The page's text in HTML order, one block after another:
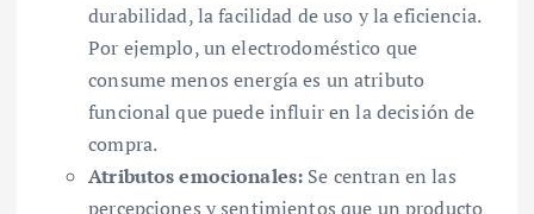
durabilidad, la facilidad de uso y la eficiencia.
Por ejemplo, un electrodoméstico que
consume menos energía es un atributo
funcional que puede influir en la decisión de
compra.
Atributos emocionales: Se centran en las
percepciones y sentimientos que un producto